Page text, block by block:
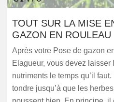
TOUT SUR LA MISE
GAZON EN ROULEAU
Après votre Pose de gazon
Elagueur, vous devez laisser
nutriments le temps qu’il
tondre jusqu’à que les